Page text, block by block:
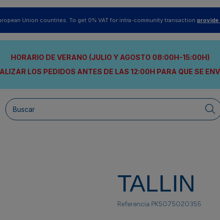
Union countries. To get 0% VAT for intra-community transaction provide
HORARIO DE VERANO (JULIO Y AGOSTO 08:00H-15:00H)
LOS PEDIDOS ANTES DE LAS 12:00H PARA QUE SE
TALLIN
Referencia PK5075020355